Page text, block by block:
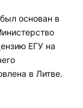
основан в
ЕГУ на
в Литве.